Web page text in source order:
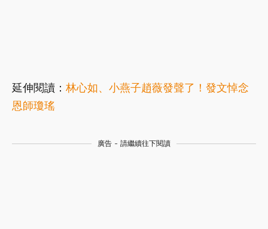
延伸閱讀： 林心如、小燕子趙薇發聲了！發文悼念
恩師瓊瑤
廣告 - 請繼續往下閱讀